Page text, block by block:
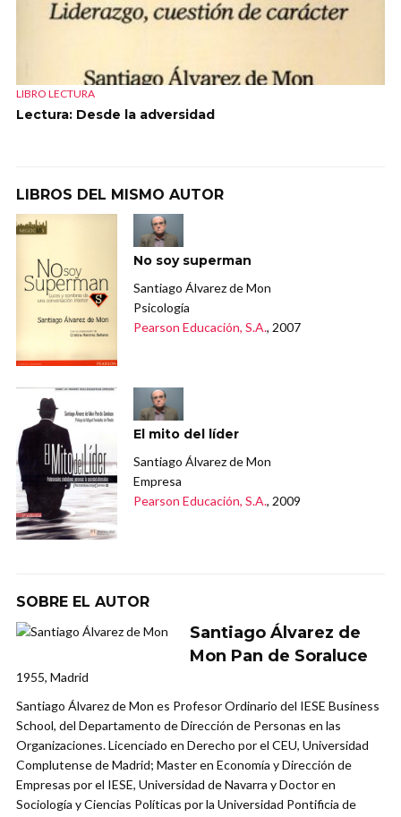
LIBRO LECTURA
Lectura: Desde la adversidad
LIBROS DEL MISMO AUTOR
No soy superman
Santiago Álvarez de Mon
Psicología
Pearson Educación, S.A., 2007
El mito del líder
Santiago Álvarez de Mon
Empresa
Pearson Educación, S.A., 2009
SOBRE EL AUTOR
Santiago Álvarez de
Mon Pan de Soraluce
1955, Madrid
Santiago Álvarez de Mon es Profesor Ordinario del IESE Business
School, del Departamento de Dirección de Personas en las
Organizaciones. Licenciado en Derecho por el CEU, Universidad
Complutense de Madrid; Master en Economía y Dirección de
Empresas por el IESE, Universidad de Navarra y Doctor en
Sociología y Ciencias Políticas por la Universidad Pontificia de